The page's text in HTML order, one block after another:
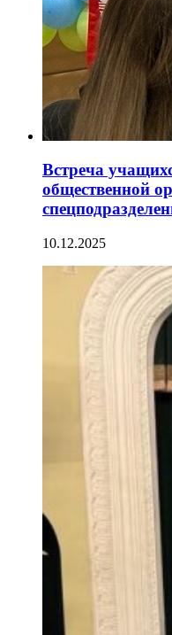
Встреча
общественной
10.12.2025